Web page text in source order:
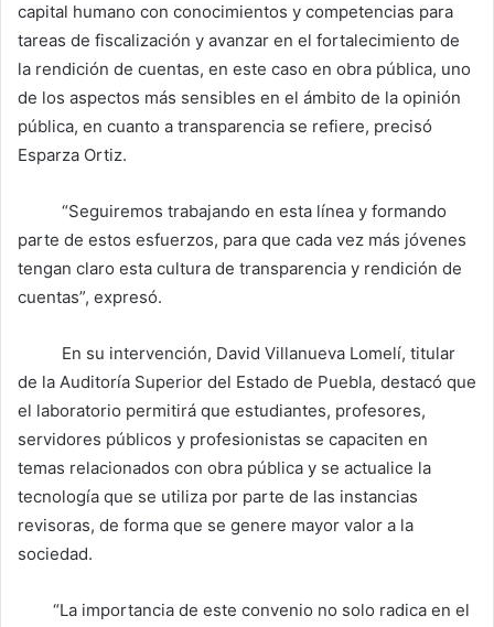
capital humano con conocimientos y competencias para
tareas de fiscalización y avanzar en el fortalecimiento de
la rendición de cuentas, en este caso en obra pública, uno
de los aspectos más sensibles en el ámbito de la opinión
pública, en cuanto a transparencia se refiere, precisó
Esparza Ortiz.
“Seguiremos trabajando en esta línea y formando
parte de estos esfuerzos, para que cada vez más jóvenes
tengan claro esta cultura de transparencia y rendición de
cuentas”, expresó.
En su intervención, David Villanueva Lomelí, titular
de la Auditoría Superior del Estado de Puebla, destacó que
el laboratorio permitirá que estudiantes, profesores,
servidores públicos y profesionistas se capaciten en
temas relacionados con obra pública y se actualice la
tecnología que se utiliza por parte de las instancias
revisoras, de forma que se genere mayor valor a la
sociedad.
“La importancia de este convenio no solo radica en el